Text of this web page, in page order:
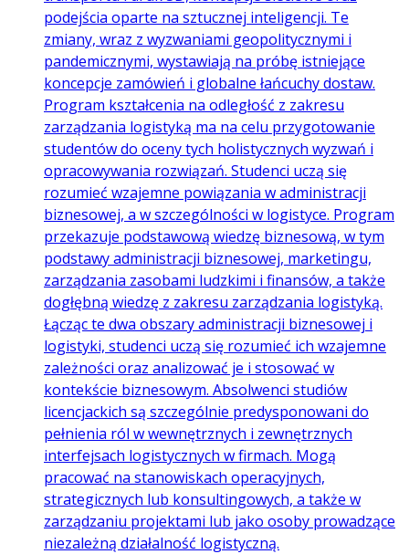
podejścia oparte na sztucznej inteligencji. Te
zmiany, wraz z wyzwaniami geopolitycznymi i
pandemicznymi, wystawiają na próbę istniejące
koncepcje zamówień i globalne łańcuchy dostaw.
Program kształcenia na odległość z zakresu
zarządzania logistyką ma na celu przygotowanie
studentów do oceny tych holistycznych wyzwań i
opracowywania rozwiązań. Studenci uczą się
rozumieć wzajemne powiązania w administracji
biznesowej, a w szczególności w logistyce. Program
przekazuje podstawową wiedzę biznesową, w tym
podstawy administracji biznesowej, marketingu,
zarządzania zasobami ludzkimi i finansów, a także
dogłębną wiedzę z zakresu zarządzania logistyką.
Łącząc te dwa obszary administracji biznesowej i
logistyki, studenci uczą się rozumieć ich wzajemne
zależności oraz analizować je i stosować w
kontekście biznesowym. Absolwenci studiów
licencjackich są szczególnie predysponowani do
pełnienia ról w wewnętrznych i zewnętrznych
interfejsach logistycznych w firmach. Mogą
pracować na stanowiskach operacyjnych,
strategicznych lub konsultingowych, a także w
zarządzaniu projektami lub jako osoby prowadzące
niezależną działalność logistyczną.